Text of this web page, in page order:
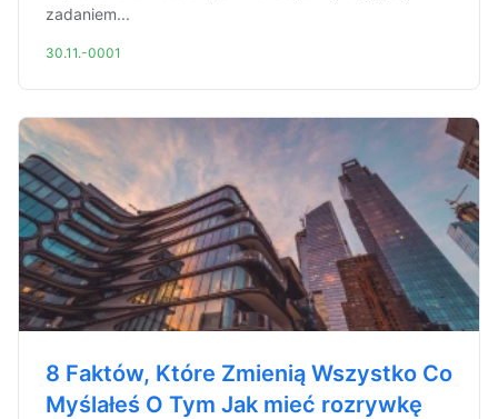
zadaniem...
30.11.-0001
8 Faktów, Które Zmienią Wszystko Co
Myślałeś O Tym Jak mieć rozrywkę